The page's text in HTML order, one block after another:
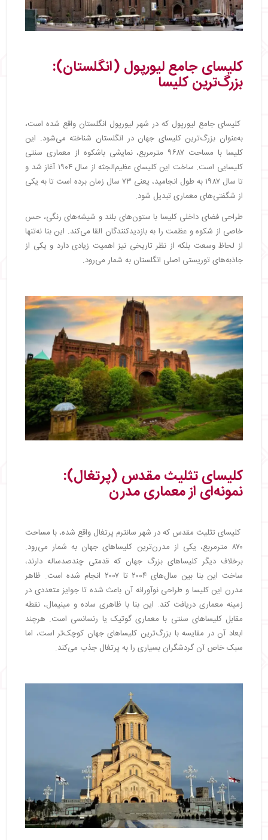
کلیسای جامع لیورپول (انگلستان):
بزرگ‌ترین کلیسا
کلیسای جامع لیورپول که در شهر لیورپول انگلستان واقع شده است،
به‌عنوان بزرگ‌ترین کلیسای جهان در انگلستان شناخته می‌شود. این
کلیسا با مساحت ۹۶۸۷ مترمربع، نمایشی باشکوه از معماری سنتی
کلیسایی است. ساخت این کلیسای عظیم‌الجثه از سال ۱۹۰۴ آغاز شد و
تا سال ۱۹۸۷ به طول انجامید، یعنی ۷۳ سال زمان برده است تا به یکی
از شگفتی‌های معماری تبدیل شود.
طراحی فضای داخلی کلیسا با ستون‌های بلند و شیشه‌های رنگی، حس
خاصی از شکوه و عظمت را به بازدیدکنندگان القا می‌کند. این بنا نه‌تنها
از لحاظ وسعت بلکه از نظر تاریخی نیز اهمیت زیادی دارد و یکی از
جاذبه‌های توریستی اصلی انگلستان به شمار می‌رود.
کلیسای تثلیث مقدس (پرتغال):
نمونه‌ای از معماری مدرن
کلیسای تثلیث مقدس که در شهر سانترم پرتغال واقع شده، با مساحت
۸۷۰ مترمربع، یکی از مدرن‌ترین کلیساهای جهان به شمار می‌رود.
برخلاف دیگر کلیساهای بزرگ جهان که قدمتی چندصدساله دارند،
ساخت این بنا بین سال‌های ۲۰۰۴ تا ۲۰۰۷ انجام شده است. ظاهر
مدرن این کلیسا و طراحی نوآورانه آن باعث شده تا جوایز متعددی در
زمینه معماری دریافت کند. این بنا با ظاهری ساده و مینیمال، نقطه
مقابل کلیساهای سنتی با معماری گوتیک یا رنسانسی است. هرچند
ابعاد آن در مقایسه با بزرگ‌ترین کلیساهای جهان کوچک‌تر است، اما
سبک خاص آن گردشگران بسیاری را به پرتغال جذب می‌کند.